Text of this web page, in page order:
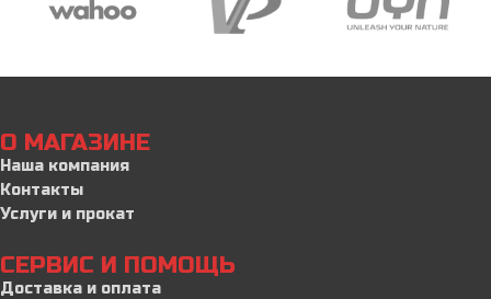
О МАГАЗИНЕ
Наша компания
Контакты
Услуги и прокат
СЕРВИС И ПОМОЩЬ
Доставка и оплата